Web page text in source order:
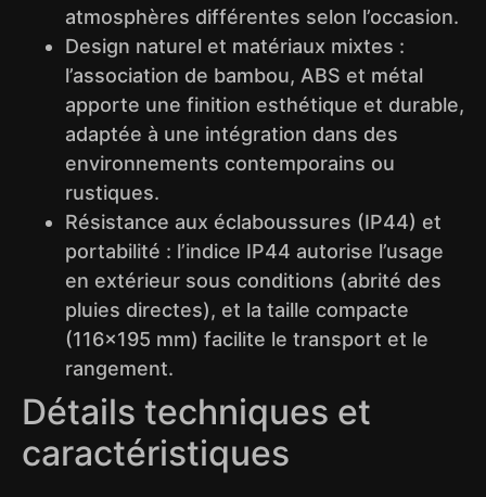
atmosphères différentes selon l’occasion.
Design naturel et matériaux mixtes :
l’association de bambou, ABS et métal
apporte une finition esthétique et durable,
adaptée à une intégration dans des
environnements contemporains ou
rustiques.
Résistance aux éclaboussures (IP44) et
portabilité : l’indice IP44 autorise l’usage
en extérieur sous conditions (abrité des
pluies directes), et la taille compacte
(116×195 mm) facilite le transport et le
rangement.
Détails techniques et
caractéristiques